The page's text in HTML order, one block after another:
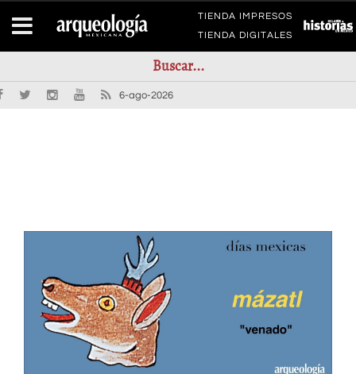
TIENDA IMPRESOS
TIENDA DIGITALES
6-ago-2026